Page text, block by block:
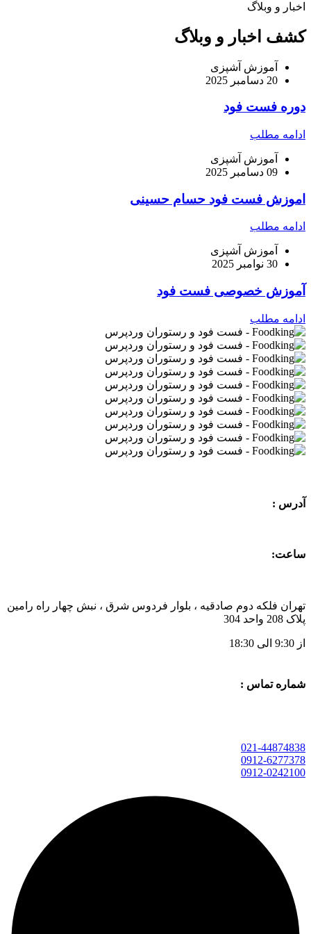
اخبار و وبلاگ
کشف اخبار و وبلاگ
آموزش آشپزی
20 دسامبر 2025
دوره فست فود
ادامه مطلب
آموزش آشپزی
09 دسامبر 2025
اموزش فست فود حسام حسینی
ادامه مطلب
آموزش آشپزی
30 نوامبر 2025
آموزش خصوصی فست فود
ادامه مطلب
آدرس :
ساعت:
تهران فلکه دوم صادقیه ، بلوار فردوس شرق ، نبش چهار راه رامین
پلاک 208 واحد 304
از 9:30 الی 18:30
شماره تماس :
021-44874838
0912-6277378
0912-0242100